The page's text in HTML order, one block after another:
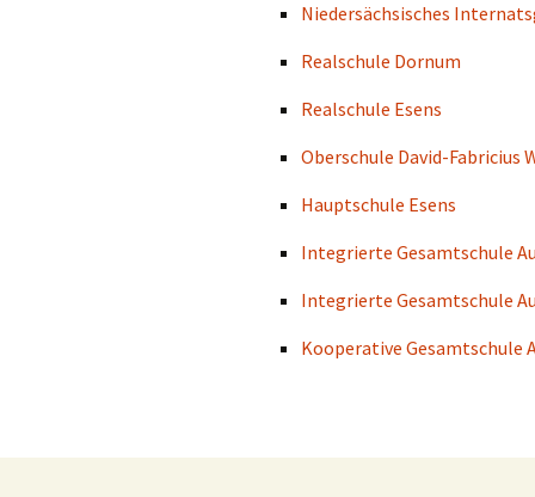
Schulprogramm
Konzepte
Kooperationsverbund
Niedersächsisches
Realschule Dornum
Realschule Esens
Oberschule David-Fabricius
Hauptschule Esens
Integrierte Gesamtschule
Integrierte Gesamtschule
Kooperative